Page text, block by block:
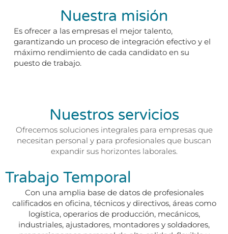
Nuestra misión
Es ofrecer a las empresas el mejor talento,
garantizando un proceso de integración efectivo y el
máximo rendimiento de cada candidato en su
puesto de trabajo.
Nuestros servicios
Ofrecemos soluciones integrales para empresas que
necesitan personal y para profesionales que buscan
expandir sus horizontes laborales.
Trabajo Temporal
Con una amplia base de datos de profesionales
calificados en oficina, técnicos y directivos, áreas como
logística, operarios de producción, mecánicos,
industriales, ajustadores, montadores y soldadores,